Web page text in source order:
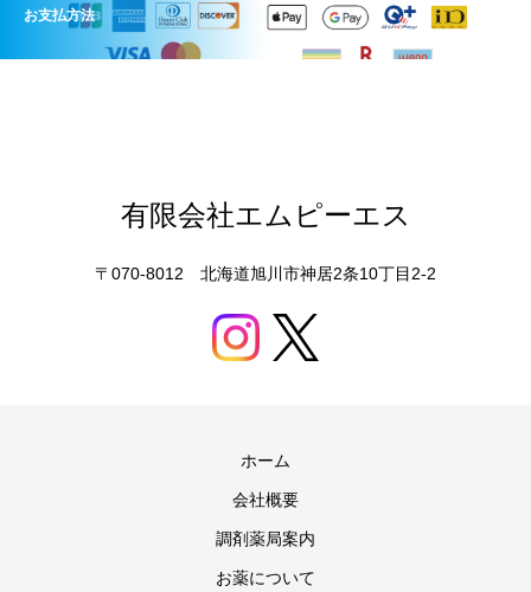
お支払方法
有限会社エムピーエス
〒070-8012 北海道旭川市神居2条10丁目2-2
ホーム
会社概要
調剤薬局案内
お薬について